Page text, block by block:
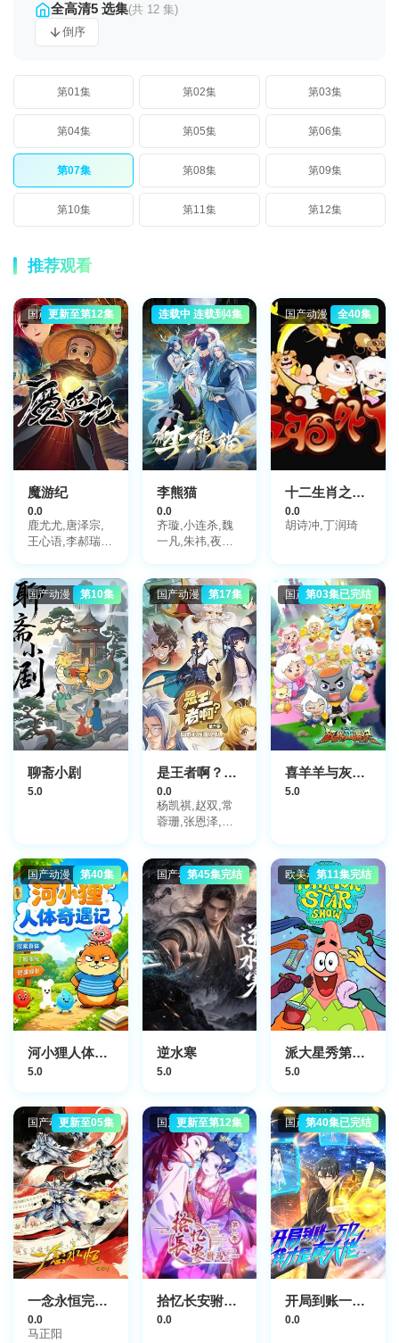
全高清5 选集(共 12 集)
倒序
第01集 第02集 第03集
第04集 第05集 第06集
第07集 第08集 第09集
第10集 第11集 第12集
推荐观看
国产动漫更新至第12集
魔游纪
0.0
鹿尤尤,唐泽宗,
王心语,李郝瑞,
伊,陈帅,谈维康,
李雨霏,韩秋雨,
黄殷靖,拜跃
国产动漫
连载中 连载到4集
李熊猫
0.0
齐璇,小连杀,魏
一凡,朱祎,夜叉,
国产动漫 全40集
十二生肖之五福外传
0.0
胡诗冲,丁润琦
国产动漫 第10集
聊斋小剧
5.0
国产动漫 第17集
是王者啊？稷下篇
0.0
杨凯祺,赵双,常
蓉珊,张恩泽,张
国产动漫第03集已完结
喜羊羊与灰太狼之破界山海诀番外篇
5.0
国产动漫 第40集
河小狸人体奇遇记
5.0
国产动漫第45集完结
逆水寒
5.0
欧美动漫第11集完结
派大星秀第二季国语版
5.0
国产动漫更新至05集
​一念永恒完结季​
0.0
马正阳
国产动漫
更新至第12集
拾忆长安驸马第三季
0.0
国产动漫第40集已完结
开局到账一万亿，我才是真大佬
0.0